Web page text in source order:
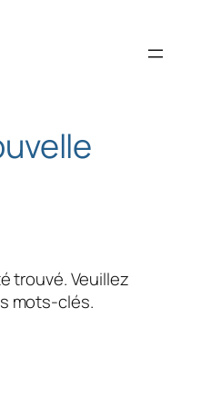
trouvé. Veuillez
mots-clés.